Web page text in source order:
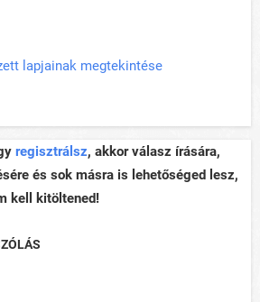
lapjainak megtekintése
regisztrálsz, akkor válasz írására,
és sok másra is lehetőséged lesz,
kell kitöltened!